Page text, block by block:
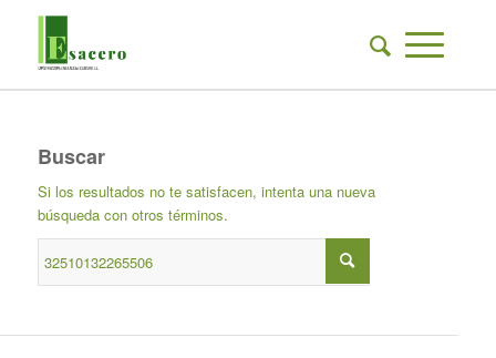
Buscar
Si los resultados no te satisfacen, intenta una nueva
búsqueda con otros términos.